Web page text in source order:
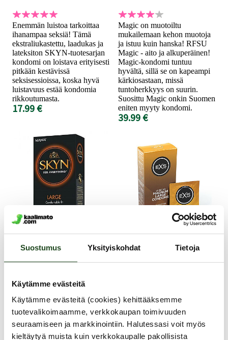
Suostumus Yksityiskohdat Tietoja
Käytämme evästeitä
Käytämme evästeitä (cookies) kehittääksemme
tuotevalikoimaamme, verkkokaupan toimivuuden
seuraamiseen ja markkinointiin. Halutessasi voit myös
kieltäytyä muista kuin verkkokaupalle pakollisista
Enemmän luistoa tarkoittaa
ihanampaa seksiä! Tämä
ekstraliukastettu, laadukas ja
lateksiton SKYN-tuotesarjan
kondomi on loistava erityisesti
pitkään kestävissä
seksisessioissa, koska hyvä
luistavuus estää kondomia
rikkoutumasta.
17.99 €
Magic on muotoiltu
mukailemaan kehon muotoja
ja istuu kuin hanska! RFSU
Magic - aito ja alkuperäinen!
Magic-kondomi tuntuu
hyvältä, sillä se on kapeampi
kärkiosastaan, missä
tuntoherkkyys on suurin.
Suosittu Magic onkin Suomen
eniten myyty kondomi.
39.99 €
SKYN
Lateksiton SKYN Large -
kondomi ei kiristä eikä purista
kookkaampaakaan penistä.
Sen erittäin pehmeä
SKYNFEEL™-materiaali ei
EXS
Magnum Large -
Tässäpä hyvä ja laadukas
lateksikondomi sinulle, joka
omistat kookkaan peniksen!
Kun suurempi on parempi,
valitse EXS Magnum Large -